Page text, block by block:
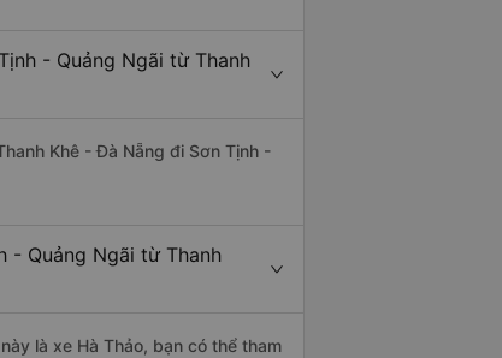
- Quảng Ngãi từ Thanh
Khê - Đà Nẵng đi Sơn Tịnh -
- Quảng Ngãi từ Thanh
là xe Hà Thảo, bạn có thể tham